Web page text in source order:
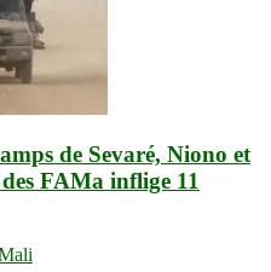
de Sevaré, Niono et
FAMa inflige 11